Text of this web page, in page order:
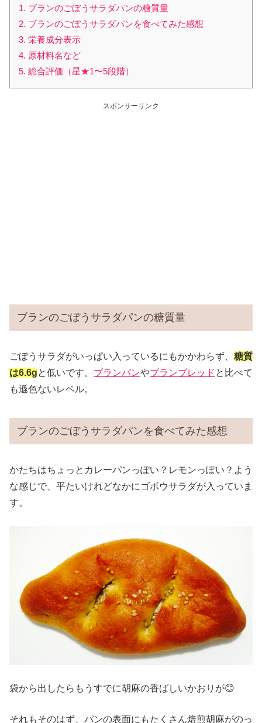
1. ブランのごぼうサラダパンの糖質量
2. ブランのごぼうサラダパンを食べてみた感想
3. 栄養成分表示
4. 原材料名など
5. 総合評価（星★1〜5段階）
スポンサーリンク
ブランのごぼうサラダパンの糖質量
ごぼうサラダがいっぱい入っているにもかかわらず、 糖質
は6.6gと低いです。 ブランパンやブランブレッド と比べて
も遜色ないレベル。
ブランのごぼうサラダパンを食べてみた感想
かたちはちょっとカレーパンっぽい？レモンっぽい？よう
な感じで、平たいけれどなかにゴボウサラダが入っていま
す。
袋から出したらもうすでに胡麻の香ばしいかおりが😊
それもそのはず、パンの表面にもたくさん焙煎胡麻がのっ